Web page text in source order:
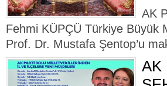
AK
Fehmi KÜPÇÜ Türkiye Büyük
Prof. Dr. Mustafa Şentop’u
AK